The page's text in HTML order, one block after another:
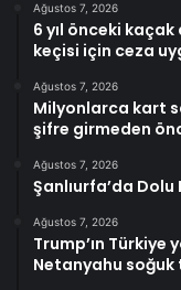
Ağustos 7, 2026
6 yıl önceki
keçisi için ceza
Ağustos 7, 2026
Milyonlarca kart
şifre girmeden
Ağustos 7, 2026
Şanlıurfa’da
Ağustos 7, 2026
Trump’ın
Netanyahu